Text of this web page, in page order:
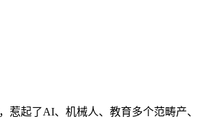
起了AI、机械人、教育多个范畴产、